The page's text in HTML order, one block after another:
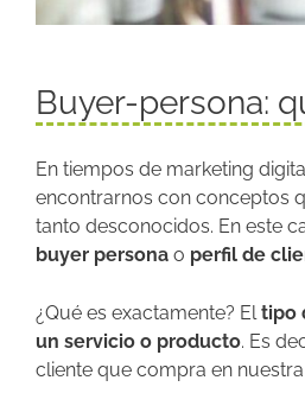
Buyer-persona:
En tiempos de marketing
encontrarnos con conceptos
tanto desconocidos. En este
buyer persona o perfil de
¿Qué es exactamente? Eltipo
un servicio o producto. Es
cliente que compra en